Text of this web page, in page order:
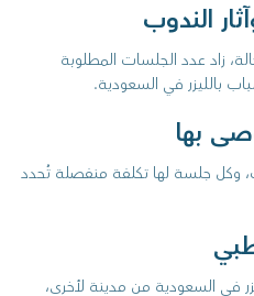
الندوب
زاد عدد الجلسات المطلوبة
بالليزر في السعودية.
بها
العلاج إلى 3-6 جلسات، وكل جلسة لها تكلفة منفصلة تُحدد
في السعودية من مدينة لأخرى،